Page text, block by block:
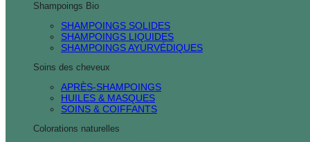
Shampoings Bio
SHAMPOINGS SOLIDES
SHAMPOINGS LIQUIDES
SHAMPOINGS AYURVÉDIQUES
Soins des cheveux
APRÈS-SHAMPOINGS
HUILES & MASQUES
SOINS & COIFFANTS
Colorations naturelles